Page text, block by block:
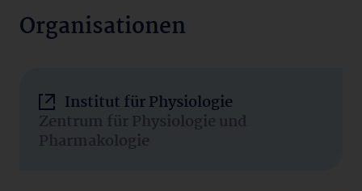
Organisationen
Institut für Physiologie
Zentrum für Physiologie und
Pharmakologie